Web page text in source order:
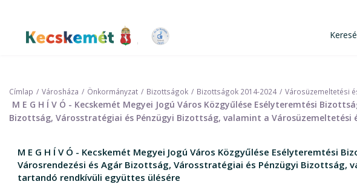
tartalomra
Kecskemét Város Honlapja
Címlap Városháza Önkormányzat Bizottságok Bizottságok 2014-2024 Városüzemeltetési
M E G H Í V Ó - Kecskemét Megyei Jogú Város Közgyűlése Esélyteremtési
Bizottság, Városstratégiai és Pénzügyi Bizottság, valamint a
M E G H Í V Ó - Kecskemét Megyei Jogú Város Közgyűlése Esélyteremtési
Városrendezési és Agár Bizottság, Városstratégiai és Pénzügyi
tartandó rendkívüli együttes ülésére